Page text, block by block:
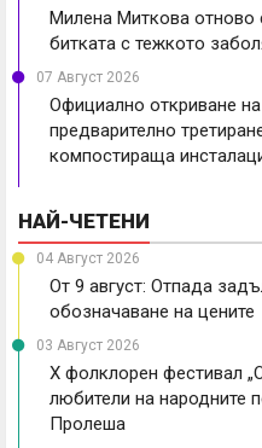
Милена Миткова отново
битката с тежкото
07 Август 2026
Официално откриване
предварително
компостираща
НАЙ-ЧЕТЕНИ
04 Август 2026
От 9 август: Отпада
обозначаване на цените
03 Август 2026
X фолклорен фестивал
любители на народните
Пролеша